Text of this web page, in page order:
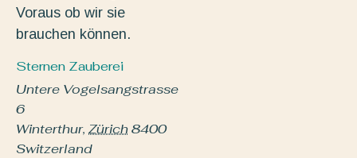
Voraus ob wir sie
brauchen können.
Sternen Zauberei
Untere Vogelsangstrasse
6
Winterthur, Zürich8400
Switzerland